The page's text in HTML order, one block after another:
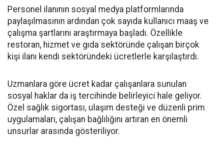
Personel ilanının sosyal medya platformlarında
paylaşılmasının ardından çok sayıda kullanıcı maaş ve
çalışma şartlarını araştırmaya başladı. Özellikle
restoran, hizmet ve gıda sektöründe çalışan birçok
kişi ilanı kendi sektöründeki ücretlerle karşılaştırdı.
Uzmanlara göre ücret kadar çalışanlara sunulan
sosyal haklar da iş tercihinde belirleyici hale geliyor.
Özel sağlık sigortası, ulaşım desteği ve düzenli prim
uygulamaları, çalışan bağlılığını artıran en önemli
unsurlar arasında gösteriliyor.